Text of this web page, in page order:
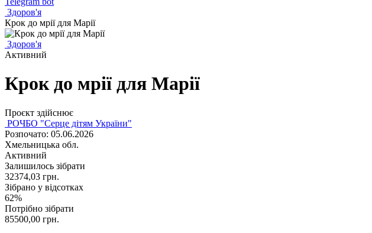
Здоров'я
Крок до мрії для Марії
Здоров'я
Активний
Крок до мрії для Марії
Проєкт здійснює
РОЧБО "Серце дітям України"
Розпочато: 05.06.2026
Хмельницька обл.
Активний
Залишилось зібрати
32374,03 грн.
Зібрано у відсотках
62%
Потрібно зібрати
85500,00 грн.